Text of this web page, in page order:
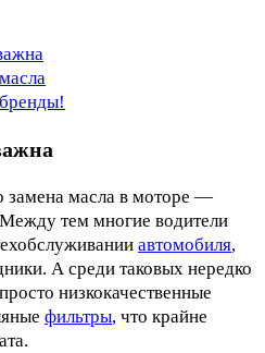
замена масла в моторе —
тем многие водители
автомобиля,
А среди таковых нередко
низкокачественные
фильтры, что крайне